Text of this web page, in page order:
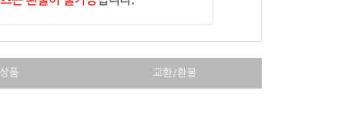
품 교환/환불